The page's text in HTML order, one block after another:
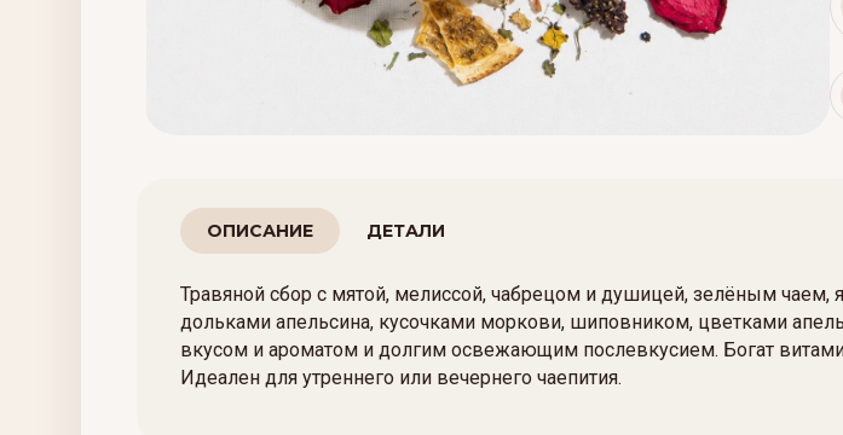
ОПИСАНИЕ ДЕТАЛИ
Травяной сбор с мятой, мелиссой, чабрецом и душицей, зелёным
дольками апельсина, кусочками моркови, шиповником, цветками
вкусом и ароматом и долгим освежающим послевкусием. Богат
Идеален для утреннего или вечернего чаепития.